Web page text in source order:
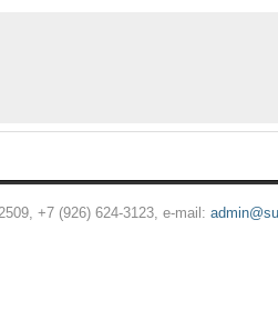
+7 (926) 624-3123, e-mail: